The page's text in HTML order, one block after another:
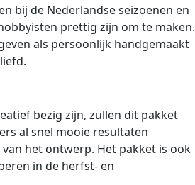
bij de Nederlandse seizoenen en
prettig zijn om te maken.
als persoonlijk handgemaakt
bezig zijn, zullen dit pakket
al snel mooie resultaten
het ontwerp. Het pakket is ook
in de herfst- en